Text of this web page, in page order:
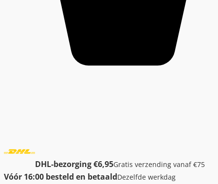
DHL-bezorging €6,95Gratis verzending vanaf €75
Vóór 16:00 besteld en betaaldDezelfde werkdag